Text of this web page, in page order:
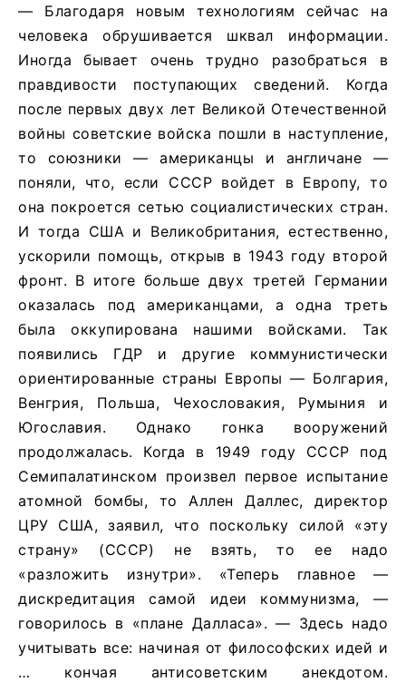
— Благодаря новым технологиям сейчас на
человека обрушивается шквал информации.
Иногда бывает очень трудно разобраться в
правдивости поступающих сведений. Когда
после первых двух лет Великой Отечественной
войны советские войска пошли в наступление,
то союзники — американцы и англичане —
поняли, что, если СССР войдет в Европу, то
она покроется сетью социалистических стран.
И тогда США и Великобритания, естественно,
ускорили помощь, открыв в 1943 году второй
фронт. В итоге больше двух третей Германии
оказалась под американцами, а одна треть
была оккупирована нашими войсками. Так
появились ГДР и другие коммунистически
ориентированные страны Европы — Болгария,
Венгрия, Польша, Чехословакия, Румыния и
Югославия. Однако гонка вооружений
продолжалась. Когда в 1949 году СССР под
Семипалатинском произвел первое испытание
атомной бомбы, то Аллен Даллес, директор
ЦРУ США, заявил, что поскольку силой «эту
страну» (СССР) не взять, то ее надо
«разложить изнутри». «Теперь главное —
дискредитация самой идеи коммунизма, —
говорилось в «плане Далласа». — Здесь надо
учитывать все: начиная от философских идей и
… кончая антисоветским анекдотом.